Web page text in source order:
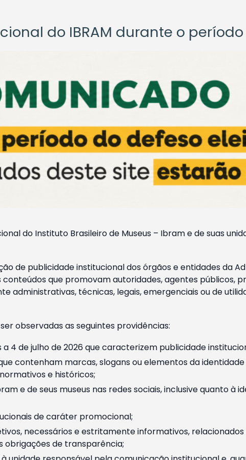
do IBRAM durante o
do Instituto Brasileiro de Museus – Ibram e de suas
de publicidade institucional dos órgãos e entidades da
que promovam autoridades, agentes públicos,
administrativas, técnicas, legais, emergenciais ou de
observadas as seguintes providências:
de julho de 2026 que caracterizem publicidade
contenham marcas, slogans ou elementos da
e históricos;
e de seus museus nas redes sociais, inclusive quanto à
de caráter promocional;
necessários e estritamente informativos,
obrigações de transparência;